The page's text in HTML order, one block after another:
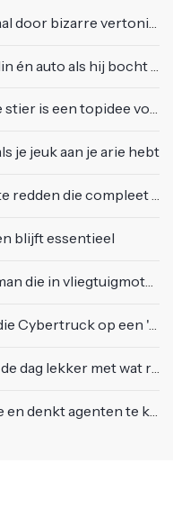
televisie: "Helemaal stijf van de bloem"
hij bocht te scherp neemt
topidee voor een eerste date
je jeuk aan je arie hebt
compleet van het padje is
blijft essentieel
springt op vliegveld Milaan
'speciale bruine coating' trakteert
wat rek- en strekoefeningen
schorsen: "Jullie krijgen maandje vakantie"